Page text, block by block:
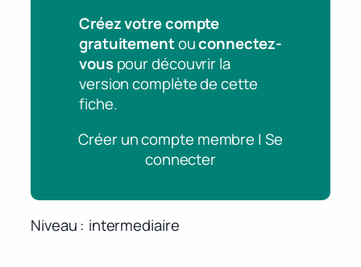
Créez votre compte
gratuitementouconnectez-
vouspour découvrir la
version complète de cette
fiche.
Créer un compte membre | Se
connecter
Niveau intermediaire